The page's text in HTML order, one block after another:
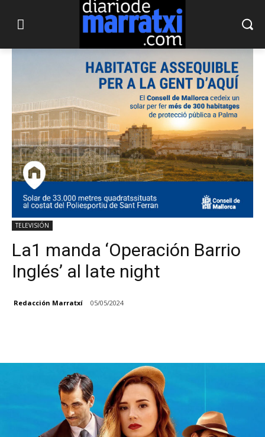
TELEVISIÓN
La1 manda ‘Operación Barrio
Inglés’ al late night
Redacción Marratxí 05/05/2024